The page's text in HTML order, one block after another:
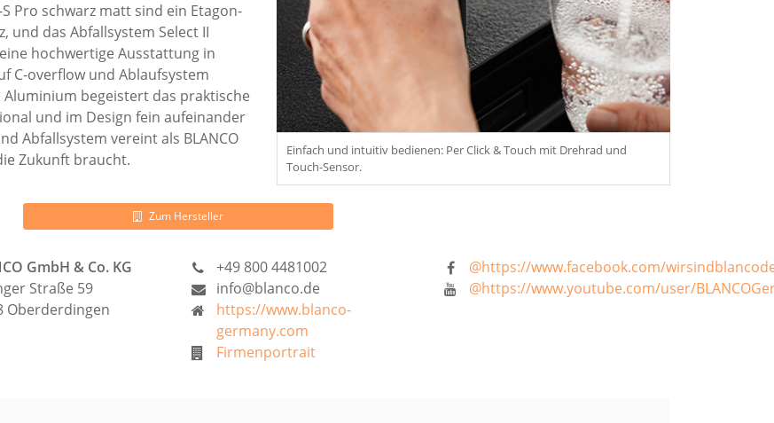
Einfach und intuitiv bedienen: Per Click & Touch mit Drehrad und
Touch-Sensor.
Pro schwarz matt sind ein Etagon-
und das Abfallsystem Select II
hochwertige Ausstattung in
C-overflow und Ablaufsystem
begeistert das praktische
und im Design fein aufeinander
Abfallsystem vereint als BLANCO
Zukunft braucht.
Zum Hersteller
GmbH & Co. KG
Straße 59
Oberderdingen
+49 800 4481002
info@blanco.de
https://www.blanco-
germany.com
Firmenportrait
@https://www.facebook.com/
@https://www.youtube.com/user/